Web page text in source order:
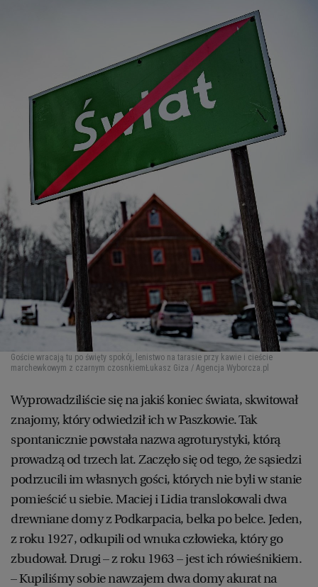
Goście wracają tu po święty spokój, lenistwo na tarasie przy kawie i cieście
marchewkowym z czarnym czosnkiemŁukasz Giza / Agencja Wyborcza.pl
Wyprowadziliście się na jakiś koniec świata, skwitował
znajomy, który odwiedził ich w Paszkowie. Tak
spontanicznie powstała nazwa agroturystyki, którą
prowadzą od trzech lat. Zaczęło się od tego, że sąsiedzi
podrzucili im własnych gości, których nie byli w stanie
pomieścić u siebie. Maciej i Lidia translokowali dwa
drewniane domy z Podkarpacia, belka po belce. Jeden,
z roku 1927, odkupili od wnuka człowieka, który go
zbudował. Drugi – z roku 1963 – jest ich rówieśnikiem.
– Kupiliśmy sobie nawzajem dwa domy akurat na